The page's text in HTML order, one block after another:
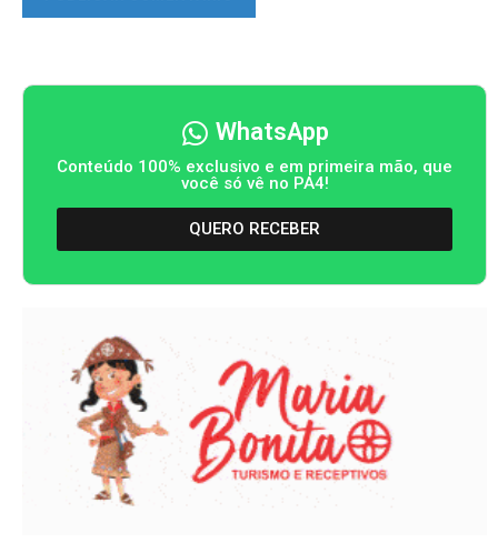
WhatsApp
Conteúdo 100% exclusivo e em primeira mão, que
você só vê no PA4!
QUERO RECEBER